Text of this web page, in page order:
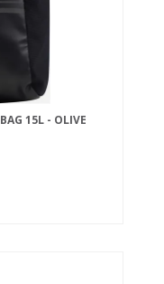
15L - OLIVE